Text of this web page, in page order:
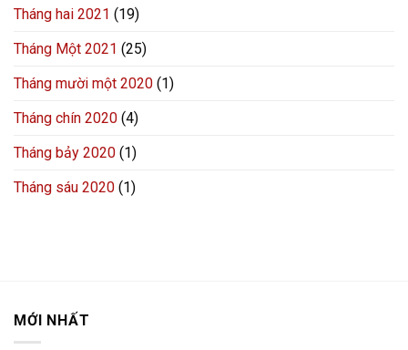
Tháng hai 2021 (19)
Tháng Một 2021 (25)
Tháng mười một 2020 (1)
Tháng chín 2020 (4)
Tháng bảy 2020 (1)
Tháng sáu 2020 (1)
MỚI NHẤT